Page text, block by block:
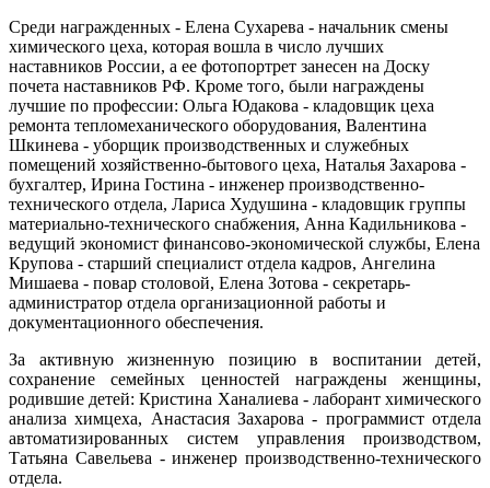
Среди награжденных - Елена Сухарева - начальник смены
химического цеха, которая вошла в число лучших
наставников России, а ее фотопортрет занесен на Доску
почета наставников РФ. Кроме того, были награждены
лучшие по профессии: Ольга Юдакова - кладовщик цеха
ремонта тепломеханического оборудования, Валентина
Шкинева - уборщик производственных и служебных
помещений хозяйственно-бытового цеха, Наталья Захарова -
бухгалтер, Ирина Гостина - инженер производственно-
технического отдела, Лариса Худушина - кладовщик группы
материально-технического снабжения, Анна Кадильникова -
ведущий экономист финансово-экономической службы, Елена
Крупова - старший специалист отдела кадров, Ангелина
Мишаева - повар столовой, Елена Зотова - секретарь-
администратор отдела организационной работы и
документационного обеспечения.
За активную жизненную позицию в воспитании детей,
сохранение семейных ценностей награждены женщины,
родившие детей: Кристина Ханалиева - лаборант химического
анализа химцеха, Анастасия Захарова - программист отдела
автоматизированных систем управления производством,
Татьяна Савельева - инженер производственно-технического
отдела.